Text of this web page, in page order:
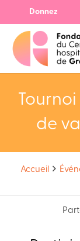
Donnez
de
Accueil